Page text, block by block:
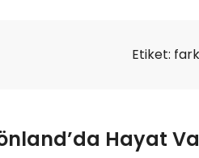
Etiket:
Hayat